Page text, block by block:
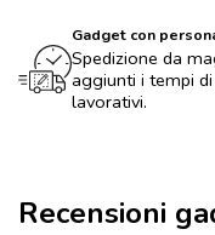
Gadget con
Spedizione da
aggiunti i tempi
lavorativi.
Recensioni